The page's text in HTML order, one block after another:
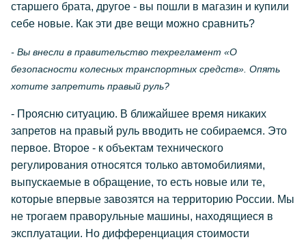
старшего брата, другое - вы пошли в магазин и купили
себе новые. Как эти две вещи можно сравнить?
- Вы внесли в правительство техрегламент «О
безопасности колесных транспортных средств». Опять
хотите запретить правый руль?
- Проясню ситуацию. В ближайшее время никаких
запретов на правый руль вводить не собираемся. Это
первое. Второе - к объектам технического
регулирования относятся только автомобилиями,
выпускаемые в обращение, то есть новые или те,
которые впервые завозятся на территорию России. Мы
не трогаем праворульные машины, находящиеся в
эксплуатации. Но дифференциация стоимости